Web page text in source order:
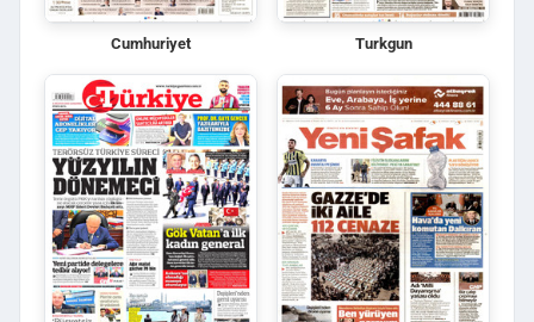
Cumhuriyet Turkgun